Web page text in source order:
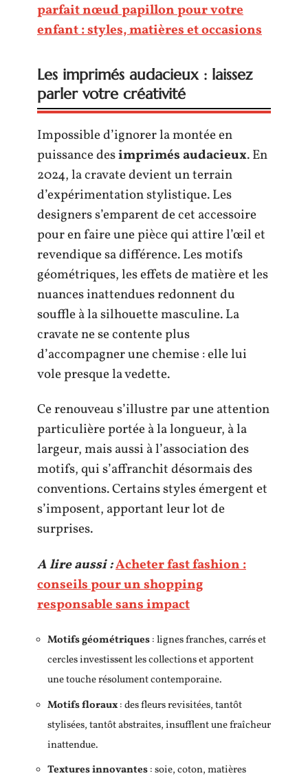
parfait nœud papillon pour votre
enfant : styles, matières et occasions
Les imprimés audacieux : laissez
parler votre créativité
Impossible d’ignorer la montée en
puissance desimprimés audacieux. En
2024, la cravate devient un terrain
d’expérimentation stylistique. Les
designers s’emparent de cet accessoire
pour en faire une pièce qui attire l’œil et
revendique sa différence. Les motifs
géométriques, les effets de matière et les
nuances inattendues redonnent du
souffle à la silhouette masculine. La
cravate ne se contente plus
d’accompagner une chemise : elle lui
vole presque la vedette.
Ce renouveau s’illustre par une attention
particulière portée à la longueur, à la
largeur, mais aussi à l’association des
motifs, qui s’affranchit désormais des
conventions. Certains styles émergent et
s’imposent, apportant leur lot de
surprises.
A lire aussi :Acheter fast fashion :
conseils pour un shopping
responsable sans impact
Motifs géométriques: lignes franches, carrés et
cercles investissent les collections et apportent
une touche résolument contemporaine.
Motifs floraux: des fleurs revisitées, tantôt
stylisées, tantôt abstraites, insufflent une fraîcheur
inattendue.
Textures innovantes: soie, coton, matières